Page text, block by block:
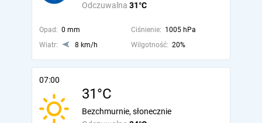
Odczuwalna 31°C
Opad: 0 mm Ciśnienie: 1005 hPa
Wiatr:
8 km/h Wilgotność: 20%
07:00
31°C
Bezchmurnie, słonecznie